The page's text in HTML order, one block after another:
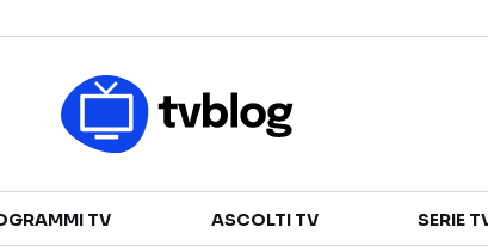
TV ASCOLTI TV SERIE